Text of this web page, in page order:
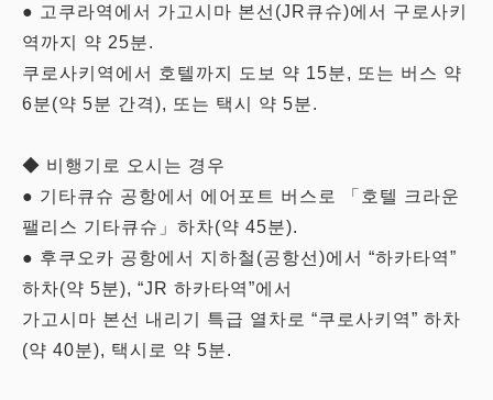
● 고쿠라역에서 가고시마 본선(JR큐슈)에서 구로사키
역까지 약 25분.
쿠로사키역에서 호텔까지 도보 약 15분, 또는 버스 약
6분(약 5분 간격), 또는 택시 약 5분.
◆ 비행기로 오시는 경우
● 기타큐슈 공항에서 에어포트 버스로 「호텔 크라운
팰리스 기타큐슈」하차(약 45분).
● 후쿠오카 공항에서 지하철(공항선)에서 “하카타역”
하차(약 5분), “JR 하카타역”에서
가고시마 본선 내리기 특급 열차로 “쿠로사키역” 하차
(약 40분), 택시로 약 5분.